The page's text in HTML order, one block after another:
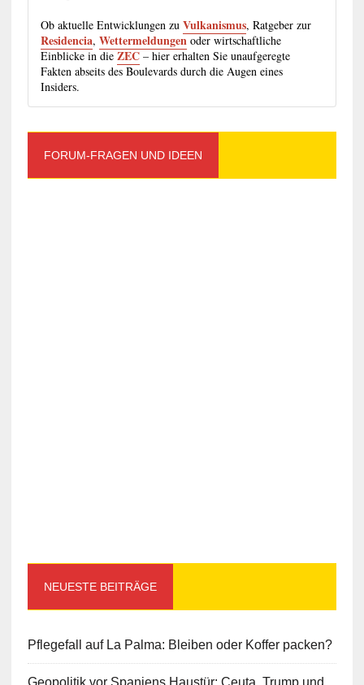
Ob aktuelle Entwicklungen zu Vulkanismus, Ratgeber zur
Residencia, Wettermeldungenoder wirtschaftliche
Einblicke in die ZEC– hier erhalten Sie unaufgeregte
Fakten abseits des Boulevards durch die Augen eines
Insiders.
FORUM-FRAGEN UND IDEEN
NEUESTE BEITRÄGE
Pflegefall auf La Palma: Bleiben oder Koffer packen?